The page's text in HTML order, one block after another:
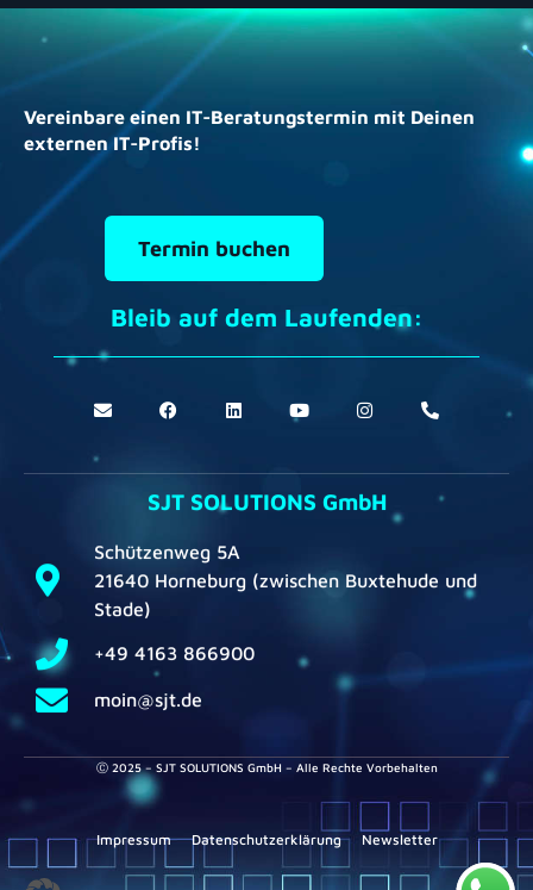
Vereinbare einen IT-Beratungstermin mit Deinen
externen IT-Profis!
Termin buchen
Bleib auf dem Laufenden:
SJT SOLUTIONS GmbH
Schützenweg 5A
21640 Horneburg (zwischen Buxtehude und
Stade)
+49 4163 866900
moin@sjt.de
Ⓒ 2025 – SJT SOLUTIONS GmbH – Alle Rechte Vorbehalten
Impressum Datenschutzerklärung Newsletter